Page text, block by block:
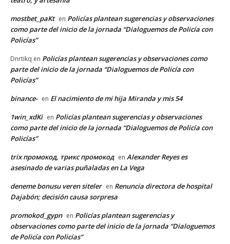
mostbet_paKt en Policías plantean sugerencias y observaciones
como parte del inicio de la jornada “Dialoguemos de Policía con
Policías”
Dnrtikq en Policías plantean sugerencias y observaciones como
parte del inicio de la jornada “Dialoguemos de Policía con
Policías”
binance- en El nacimiento de mi hija Miranda y mis 54
1win_xdKi en Policías plantean sugerencias y observaciones
como parte del inicio de la jornada “Dialoguemos de Policía con
Policías”
trix промокод, трикс промокод en Alexander Reyes es
asesinado de varias puñaladas en La Vega
deneme bonusu veren siteler en Renuncia directora de hospital
Dajabón; decisión causa sorpresa
promokod_gypn en Policías plantean sugerencias y
observaciones como parte del inicio de la jornada “Dialoguemos
de Policía con Policías”